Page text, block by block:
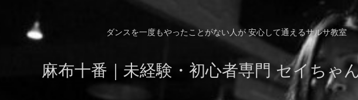
ダンスを一度もやったことがない人が 安心して通えるサルサ教室
麻布十番｜未経験・初心者専門 セイちゃ